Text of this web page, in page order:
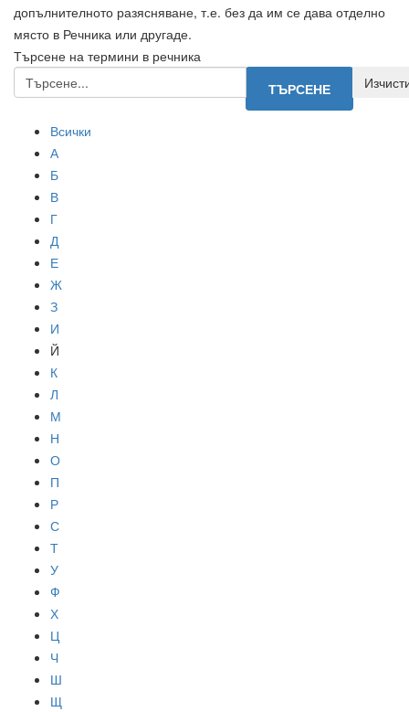
допълнителното разясняване, т.е. без да им се дава отделно
място в Речника или другаде.
Търсене на термини в речника
Всички
А
Б
В
Г
Д
Е
Ж
З
И
Й
К
Л
М
Н
О
П
Р
С
Т
У
Ф
Х
Ц
Ч
Ш
Щ